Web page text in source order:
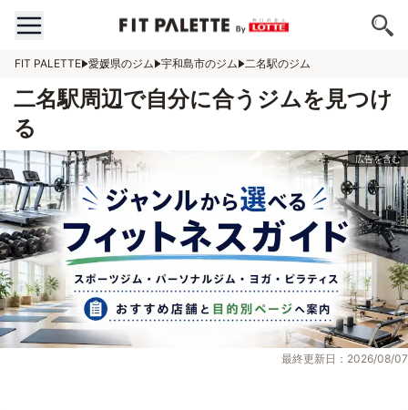
FIT PALETTE 愛媛県のジム 宇和島市のジム 二名駅のジム
二名駅周辺で自分に合うジムを見つけ
る
最終更新日：2026/08/07